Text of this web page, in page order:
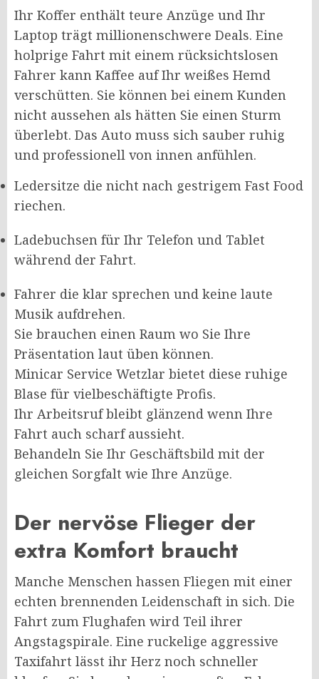
Ihr Koffer enthält teure Anzüge und Ihr
Laptop trägt millionenschwere Deals. Eine
holprige Fahrt mit einem rücksichtslosen
Fahrer kann Kaffee auf Ihr weißes Hemd
verschütten. Sie können bei einem Kunden
nicht aussehen als hätten Sie einen Sturm
überlebt. Das Auto muss sich sauber ruhig
und professionell von innen anfühlen.
Ledersitze die nicht nach gestrigem Fast Food
riechen.
Ladebuchsen für Ihr Telefon und Tablet
während der Fahrt.
Fahrer die klar sprechen und keine laute
Musik aufdrehen.
Sie brauchen einen Raum wo Sie Ihre
Präsentation laut üben können.
Minicar Service Wetzlar bietet diese ruhige
Blase für vielbeschäftigte Profis.
Ihr Arbeitsruf bleibt glänzend wenn Ihre
Fahrt auch scharf aussieht.
Behandeln Sie Ihr Geschäftsbild mit der
gleichen Sorgfalt wie Ihre Anzüge.
Der nervöse Flieger der
extra Komfort braucht
Manche Menschen hassen Fliegen mit einer
echten brennenden Leidenschaft in sich. Die
Fahrt zum Flughafen wird Teil ihrer
Angstagspirale. Eine ruckelige aggressive
Taxifahrt lässt ihr Herz noch schneller